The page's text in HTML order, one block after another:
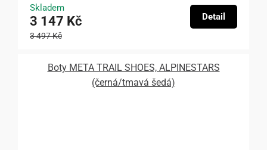
Skladem
3 147 Kč
3 497 Kč
Detail
Boty META TRAIL SHOES, ALPINESTARS
(černá/tmavá šedá)